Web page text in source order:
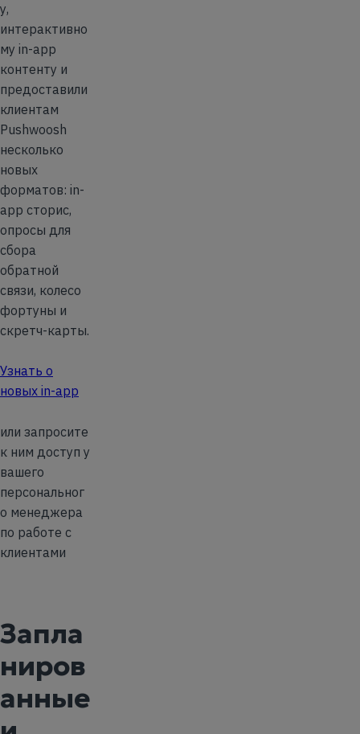
у,
интерактивно
му in-app
контенту и
предоставили
клиентам
Pushwoosh
несколько
новых
форматов: in-
app сторис,
опросы для
сбора
обратной
связи, колесо
фортуны и
скретч-карты.
Узнать о
новых in-app
или запросите
к ним доступ у
вашего
персональног
о менеджера
по работе с
клиентами
Запла
ниров
анные